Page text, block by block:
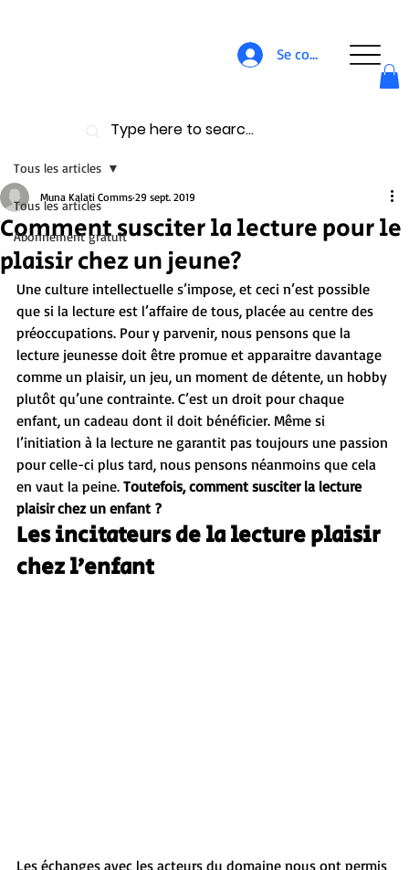
Se connecter
Tous les articles
Abonnement gratuit
Tous les articles
Comment susciter la lecture pour le
plaisir chez un jeune?
Muna Kalati Comms 29 sept. 2019
Une culture intellectuelle s’impose, et ceci n’est possible
que si la lecture est l’affaire de tous, placée au centre des
préoccupations. Pour y parvenir, nous pensons que la
lecture jeunesse doit être promue et apparaitre davantage
comme un plaisir, un jeu, un moment de détente, un hobby
plutôt qu’une contrainte. C’est un droit pour chaque
enfant, un cadeau dont il doit bénéficier. Même si
l’initiation à la lecture ne garantit pas toujours une passion
pour celle-ci plus tard, nous pensons néanmoins que cela
en vaut la peine. Toutefois, comment susciter la lecture
plaisir chez un enfant ?
Les incitateurs de la lecture plaisir
chez l’enfant
Les échanges avec les acteurs du domaine nous ont permis